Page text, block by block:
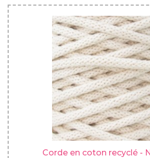
Corde en coton recyclé -